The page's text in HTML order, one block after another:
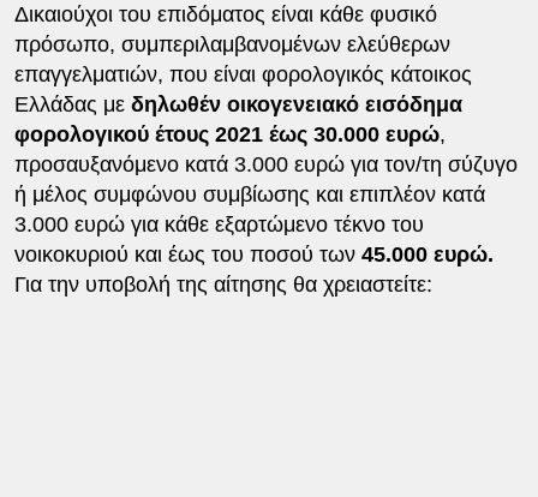
Δικαιούχοι του επιδόματος είναι κάθε φυσικό
πρόσωπο, συμπεριλαμβανομένων ελεύθερων
επαγγελματιών, που είναι φορολογικός κάτοικος
Ελλάδας με δηλωθέν οικογενειακό εισόδημα
φορολογικού έτους 2021 έως 30.000 ευρώ,
προσαυξανόμενο κατά 3.000 ευρώ για τον/τη σύζυγο
ή μέλος συμφώνου συμβίωσης και επιπλέον κατά
3.000 ευρώ για κάθε εξαρτώμενο τέκνο του
νοικοκυριού και έως του ποσού των45.000 ευρώ.
Για την υποβολή της αίτησης θα χρειαστείτε: